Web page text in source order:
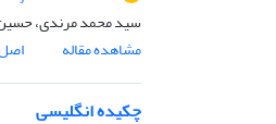
سید محمد مرندی،
مشاهده مقاله
چکیده انگلیسی